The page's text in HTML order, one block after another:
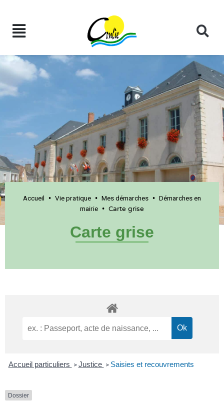
Accueil • Vie pratique • Mes démarches • Démarches en
mairie • Carte grise
Carte grise
Accueil particuliers > Justice > Saisies et recouvrements
Dossier